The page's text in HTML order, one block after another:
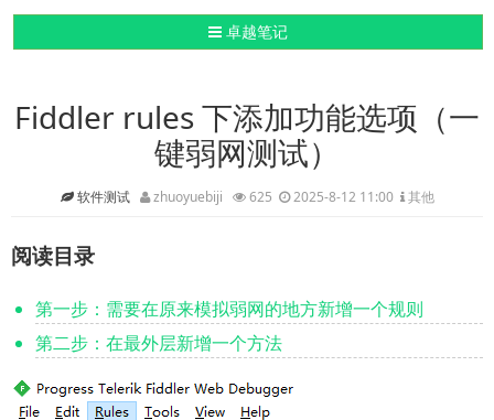
导航切换
卓越笔记
Fiddler rules 下添加功能选项（一
键弱网测试）
软件测试 zhuoyuebiji 625 2025-8-12 11:00 其他
阅读目录
第一步：需要在原来模拟弱网的地方新增一个规则
第二步：在最外层新增一个方法